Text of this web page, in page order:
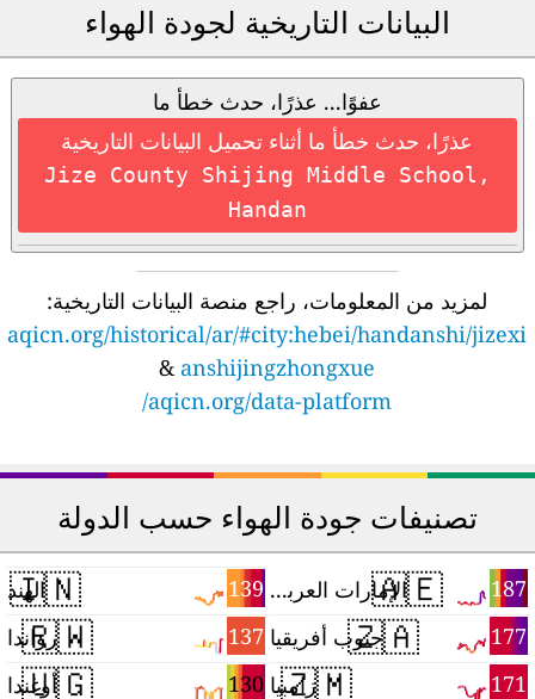
البيانات التاريخية لجودة الهواء
عفوًا... عذرًا، حدث خطأ ما
عذرًا، حدث خطأ ما أثناء تحميل البيانات التاريخية
Jize County Shijing Middle School,
Handan
لمزيد من المعلومات، راجع منصة البيانات التاريخية:
aqicn.org/historical/ar/#city:hebei/handanshi/jizexi
anshijingzhongxue
&
aqicn.org/data-platform/
تصنيفات جودة الهواء حسب الدولة
🇦🇪 187 الإمارات العربية المتحدة
🇿🇦 177 جنوب أفريقيا
🇿🇲 171 زامبيا
🇮🇳 139 الهند
🇷🇼 137 رواندا
🇺🇬 130 أوغندا